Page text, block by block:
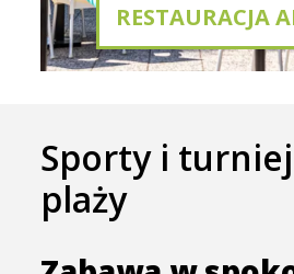
RESTAURACJA
Sporty i
plaży